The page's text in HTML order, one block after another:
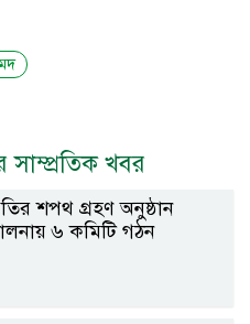
সাম্প্রতিক খবর
শপথ গ্রহণ অনুষ্ঠান
৬ কমিটি গঠন